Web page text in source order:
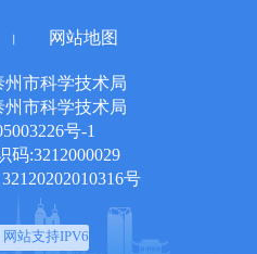
网站地图
州市科学技术局
州市科学技术局
号-1
码:3212000029
号
网站支持IPV6